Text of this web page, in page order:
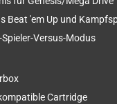
Beat 'em Up und
Versus-Modus
Cartridge